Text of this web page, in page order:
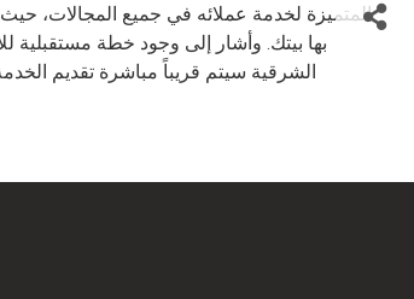
المتميزة لخدمة عملائه في جميع المجالات،
بها بيتك. وأشار إلى وجود خطة مستقبلية
الشرقية سيتم قريباً مباشرة تقديم